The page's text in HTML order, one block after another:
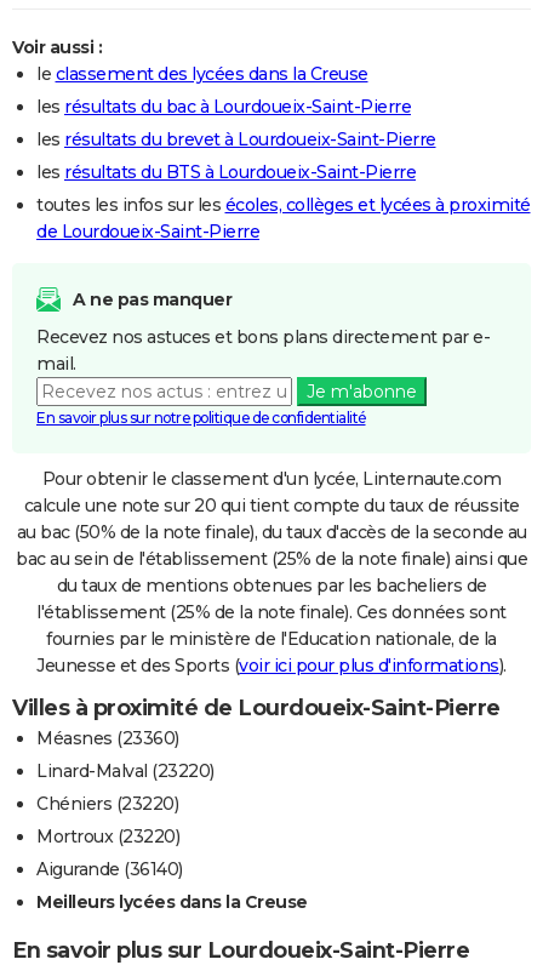
Voir aussi :
le classement des lycées dans la Creuse
les résultats du bac à Lourdoueix-Saint-Pierre
les résultats du brevet à Lourdoueix-Saint-Pierre
les résultats du BTS à Lourdoueix-Saint-Pierre
toutes les infos sur les écoles, collèges et lycées à proximité
de Lourdoueix-Saint-Pierre
A ne pas manquer
Recevez nos astuces et bons plans directement par e-
mail.
Je m'abonne
En savoir plus sur notre politique de confidentialité
Pour obtenir le classement d'un lycée, Linternaute.com
calcule une note sur 20 qui tient compte du taux de réussite
au bac (50% de la note finale), du taux d'accès de la seconde au
bac au sein de l'établissement (25% de la note finale) ainsi que
du taux de mentions obtenues par les bacheliers de
l'établissement (25% de la note finale). Ces données sont
fournies par le ministère de l'Education nationale, de la
Jeunesse et des Sports (voir ici pour plus d'informations).
Villes à proximité de Lourdoueix-Saint-Pierre
Méasnes (23360)
Linard-Malval (23220)
Chéniers (23220)
Mortroux (23220)
Aigurande (36140)
Meilleurs lycées dans la Creuse
En savoir plus sur Lourdoueix-Saint-Pierre